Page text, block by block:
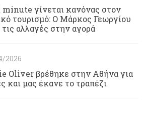
γίνεται κανόνας στον
τουρισμό: Ο Μάρκος Γεωργίου
τις αλλαγές στην αγορά
2026
Oliver βρέθηκε στην Αθήνα για
και μας έκανε το τραπέζι